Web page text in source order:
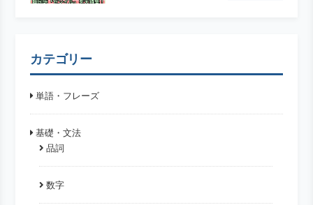
カテゴリー
単語・フレーズ
基礎・文法
品詞
数字